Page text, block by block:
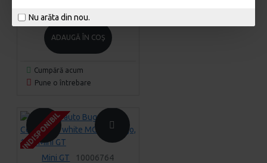
Nu arăta din nou.
ADAUGĂ ÎN COŞ
Cumpără acum
Pune o întrebare
INDISPONIBIL
INDISPONIBIL
INDISPONIBIL
Mini GT 10006764